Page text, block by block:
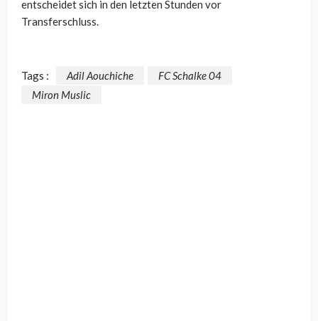
entscheidet sich in den letzten Stunden vor
Transferschluss.
Tags : Adil Aouchiche
FC Schalke 04
Miron Muslic